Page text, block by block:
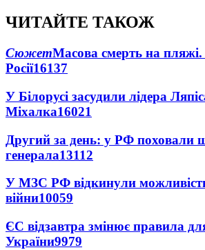
ЧИТАЙТЕ ТАКОЖ
СюжетМасова смерть на
Росії16137
У Білорусі засудили лідера
Міхалка16021
Другий за день: у РФ поховали
генерала13112
У МЗС РФ відкинули
війни10059
ЄС відзавтра змінює правила
України9979